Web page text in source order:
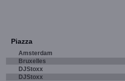
Piazza
Amsterdam
Bruxelles
DJStoxx
DJStoxx